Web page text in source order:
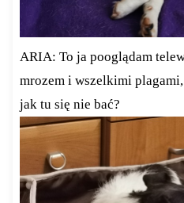
ARIA: To ja pooglądam
mrozem i wszelkimi plagami,
jak tu się nie bać?